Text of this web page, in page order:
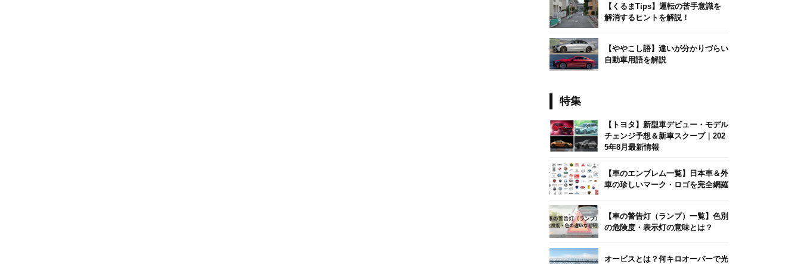
【くるまTips】運転の苦手意識を
解消するヒントを解説！
【ややこし語】違いが分かりづらい
自動車用語を解説
特集
【トヨタ】新型車デビュー・モデル
チェンジ予想＆新車スクープ｜202
5年8月最新情報
【車のエンブレム一覧】日本車＆外
車の珍しいマーク・ロゴを完全網羅
【車の警告灯（ランプ）一覧】色別
の危険度・表示灯の意味とは？
オービスとは？何キロオーバーで光